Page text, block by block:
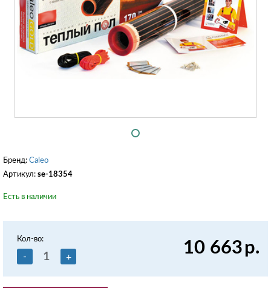
Бренд: Caleo
Артикул: se-18354
Есть в наличии
Кол-во:
- + 10 663р.